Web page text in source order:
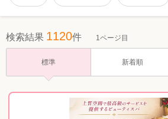
検索結果 1120件 1ページ目
標準 新着順